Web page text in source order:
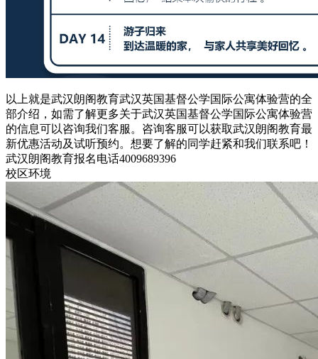
以上就是武汉朗阁教育武汉英国基督公学国际公寓体验营的全
部介绍，如需了解更多关于武汉英国基督公学国际公寓体验营
的信息可以咨询我们客服。咨询客服可以获取武汉朗阁教育最
新优惠活动及试听预约。想要了解的同学赶紧和我们联系吧！
武汉朗阁教育报名电话4009689396
校区环境